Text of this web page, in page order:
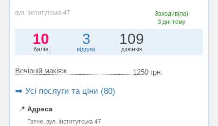
вул. Інститутська 47
Заходив(ла)
3 дні тому
10
балів
3
відгука
109
дзвінків
Вечірній макіяж 1250 грн.
➡️ Усі послуги та ціни (80)
📍 Адреса
Гатне, вул. Інститутська 47